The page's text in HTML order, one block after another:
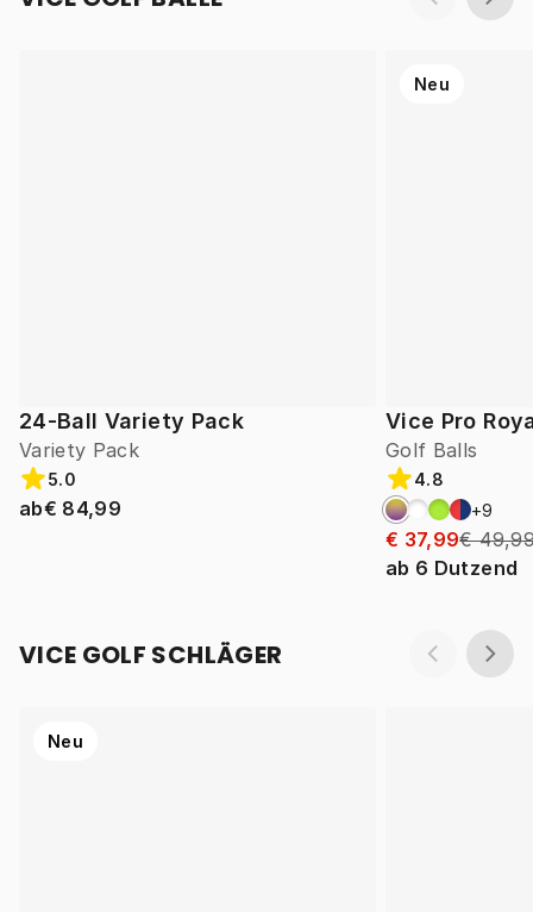
24-Ball Variety Pack
Variety Pack
5.0
ab€ 84,99
Vice Pro
Golf Balls
Neu
4.8
+9
€ 37,99€
ab 6 Dutzend
VICE GOLF SCHLÄGER
Neu